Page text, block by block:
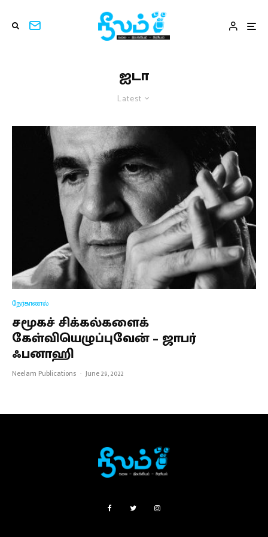
ஐடா
Latest
நேர்காணல்
சமூகச் சிக்கல்களைக்
கேள்வியெழுப்புவேன் – ஜாபர்
ஃபனாஹி
Neelam Publications · June 29, 2022